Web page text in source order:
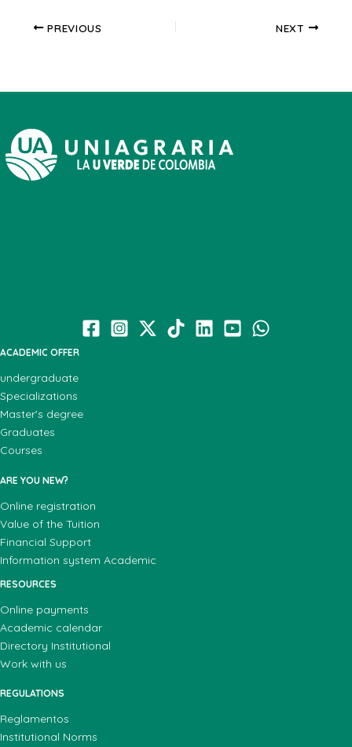
PREVIOUS NEXT
ACADEMIC OFFER
undergraduate
Specializations
Master's degree
Graduates
Courses
ARE YOU NEW?
Online registration
Value of the Tuition
Financial Support
Information system Academic
RESOURCES
Online payments
Academic calendar
Directory Institutional
Work with us
REGULATIONS
Reglamentos
Institutional Norms